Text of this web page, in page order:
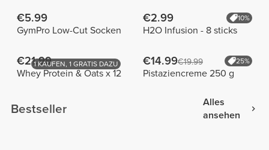
€5.99
GymPro Low-Cut Socken
€2.99 10%
H2O Infusion - 8 sticks
1 KAUFEN, 1 GRATIS DAZU
€21.99
Whey Protein & Oats x 12
€14.99€19.99 25%
Pistaziencreme 250 g
Bestseller
Alles
ansehen